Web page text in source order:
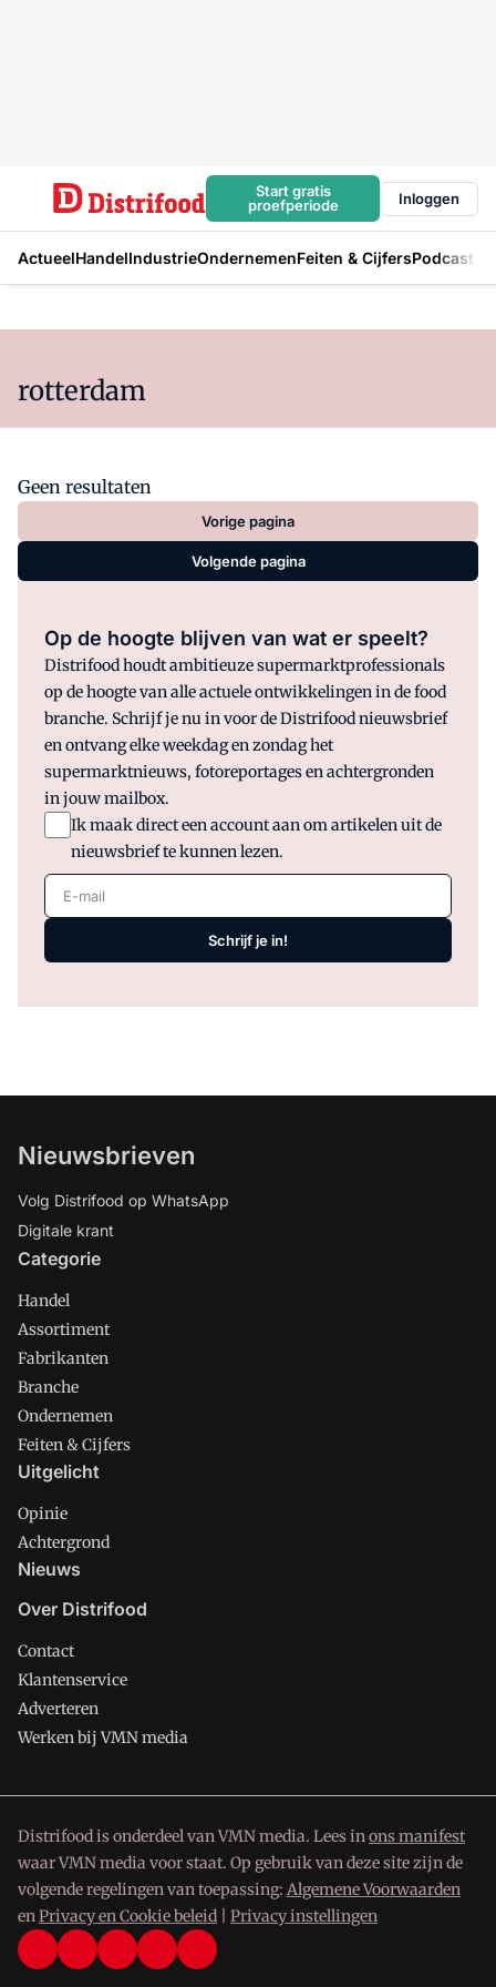
Start gratis
proefperiode
Inloggen
ActueelHandelIndustrieOndernemenFeiten & CijfersPodcast
rotterdam
Geen resultaten
Vorige pagina
Volgende pagina
Op de hoogte blijven van wat er speelt?
Distrifood houdt ambitieuze supermarktprofessionals
op de hoogte van alle actuele ontwikkelingen in de food
branche. Schrijf je nu in voor de Distrifood nieuwsbrief
en ontvang elke weekdag en zondag het
supermarktnieuws, fotoreportages en achtergronden
in jouw mailbox.
Ik maak direct een account aan om artikelen uit de
nieuwsbrief te kunnen lezen.
E-mail
Schrijf je in!
Nieuwsbrieven
Volg Distrifood op WhatsApp
Digitale krant
Categorie
Handel
Assortiment
Fabrikanten
Branche
Ondernemen
Feiten & Cijfers
Uitgelicht
Opinie
Achtergrond
Nieuws
Over Distrifood
Contact
Klantenservice
Adverteren
Werken bij VMN media
Distrifood is onderdeel van VMN media. Lees inons manifest
waar VMN media voor staat. Op gebruik van deze site zijn de
volgende regelingen van toepassing: Algemene Voorwaarden
enPrivacy en Cookie beleid Privacy instellingen